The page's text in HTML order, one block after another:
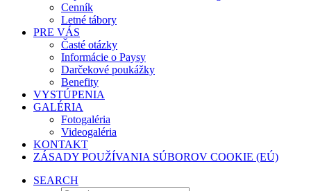
Cenník
Letné tábory
PRE VÁS
Časté otázky
Informácie o Paysy
Darčekové poukážky
Benefity
VYSTÚPENIA
GALÉRIA
Fotogaléria
Videogaléria
KONTAKT
ZÁSADY POUŽÍVANIA SÚBOROV COOKIE (EÚ)
SEARCH